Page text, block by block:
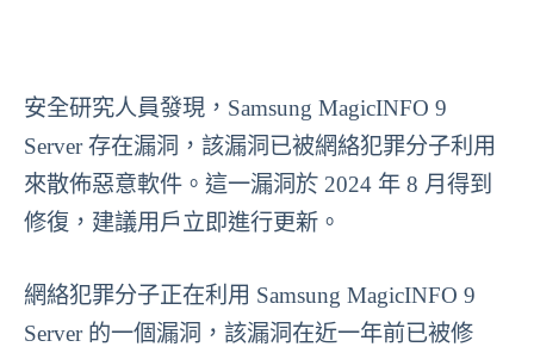
安全研究人員發現，Samsung MagicINFO 9
Server 存在漏洞，該漏洞已被網絡犯罪分子利用
來散佈惡意軟件。這一漏洞於 2024 年 8 月得到
修復，建議用戶立即進行更新。
網絡犯罪分子正在利用 Samsung MagicINFO 9
Server 的一個漏洞，該漏洞在近一年前已被修